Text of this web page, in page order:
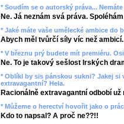
* Soudím se o autorský práva...
Ne. Já neznám svá práva.
* Jaké máte vaše umělecké ambice do
Abych měl tvůrčí síly víc než ambicí.
* V březnu prý budete mít premiéru.
Ne. To je takový sešlost Irských
* Oblíkl by sis pánskou sukni? Jakej
extravagantní? Hela.
Racionálně extravagantní odbobí
* Můžeme o herectví hovořit jako o
Kdo to napsal? A proč ne??!!